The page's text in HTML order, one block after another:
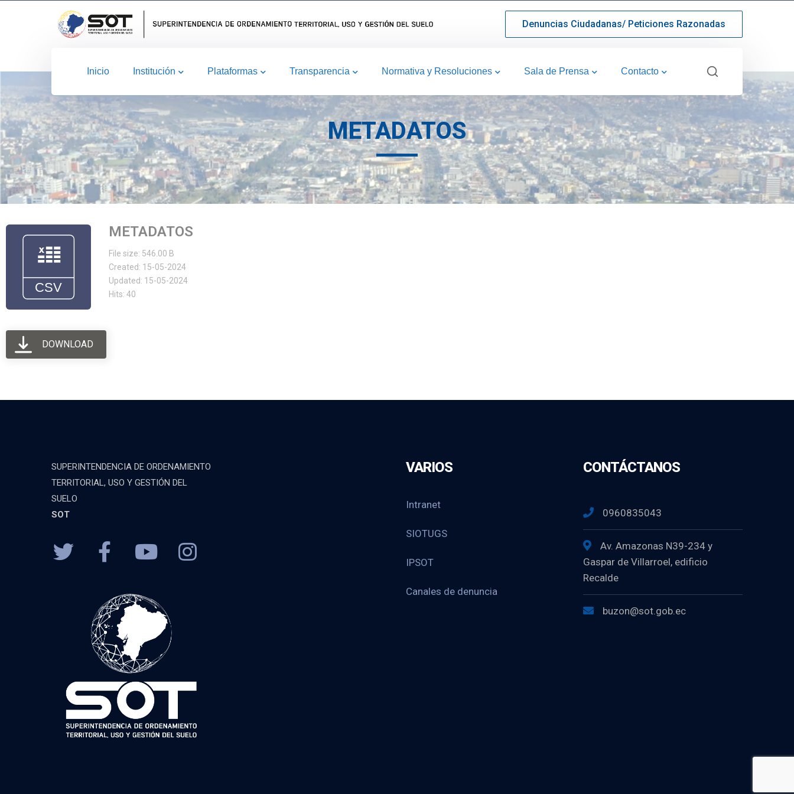
Denuncias Ciudadanas/ Peticiones Razonadas
Inicio Institución Plataformas Transparencia Normativa y Resoluciones Sala de Prensa Contacto
METADATOS
METADATOS
File size: 546.00 B
Created: 15-05-2024
Updated: 15-05-2024
Hits: 40
DOWNLOAD
SUPERINTENDENCIA DE ORDENAMIENTO
TERRITORIAL, USO Y GESTIÓN DEL
SUELO
SOT
VARIOS
Intranet
SIOTUGS
IPSOT
Canales de denuncia
CONTÁCTANOS
0960835043
Av. Amazonas N39-234 y
Gaspar de Villarroel, edificio
Recalde
buzon@sot.gob.ec